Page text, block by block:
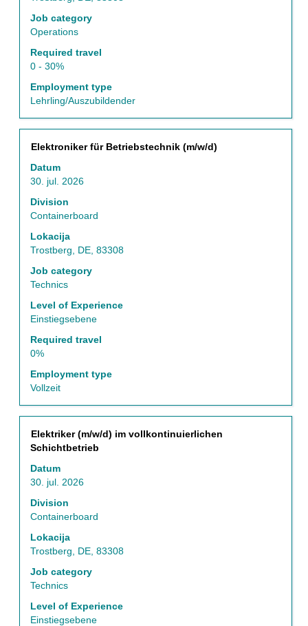
tabulatorko
za
krmarjenje
Job category
Operations
Required travel
0 - 30%
Employment type
Lehrling/Auszubildender
delovnem
mestu.
Naziv
Elektroniker für Betriebstechnik (m/w/d)
Datum
30. jul. 2026
Division
Containerboard
Lokacija
Trostberg, DE, 83308
Job category
Technics
Level of Experience
Einstiegsebene
Required travel
0%
Employment type
Vollzeit
Izberite
preslednico,
da
vidite
celotno
podatkov
o
delovnem
mestu.
Naziv
Elektriker (m/w/d) im vollkontinuierlichen
Schichtbetrieb
Datum
30. jul. 2026
Division
Containerboard
Lokacija
Trostberg, DE, 83308
Job category
Technics
Level of Experience
Einstiegsebene
Izberite
s
da
vidite
celotno
vsebino
o
delovnem
mestu.